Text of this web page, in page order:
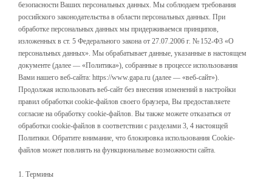
безопасности Ваших персональных данных. Мы соблюдаем требования
российского законодательства в области персональных данных. При
обработке персональных данных мы придерживаемся принципов,
изложенных в ст. 5 Федерального закона от 27.07.2006 г. № 152-Ф3 «О
персональных данных». Мы обрабатывает данные, указанные в настоящем
документе (далее — «Политика»), собранные в процессе использования
Вами нашего веб-сайта: https://www.gapa.ru (далее — «веб-сайт»).
Продолжая использовать веб-сайт без внесения изменений в настройки
правил обработки cookie-файлов своего браузера, Вы предоставляете
согласие на обработку cookie-файлов. Вы также можете отказаться от
обработки cookie-файлов в соответствии с разделами 3, 4 настоящей
Политики. Обратите внимание, что блокировка использования Cookie-
файлов может повлиять на функциональные возможности сайта.
1. Термины